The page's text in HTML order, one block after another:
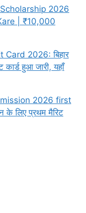
2026
| ₹10,000
2026: बिहार
हुआ जारी, यहाँ
2026 first
के लिए प्रथम मैरिट